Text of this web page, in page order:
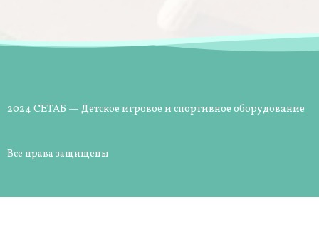
2024 СЕТАБ — Детское игровое и спортивное оборудование
Все права защищены